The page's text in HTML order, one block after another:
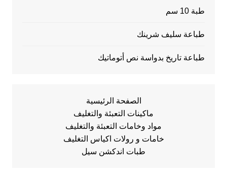
طبة 10 سم
طباعة سليف شرينك
طباعة تاريخ بدواسة نص أتوماتيك
الصفحة الرئيسية
ماكينات التعبئة والتغليف
مواد وخامات التعبئة والتغليف
خامات و رولات اكياس التغليف
طبات اندكشن سيل